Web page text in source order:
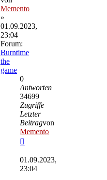
Memento
»
01.09.2023,
23:04
Forum:
Burntime
the
game
0
Antworten
34699
Zugriffe
Letzter
Beitragvon
Memento
Beitrag
01.09.2023,
23:04